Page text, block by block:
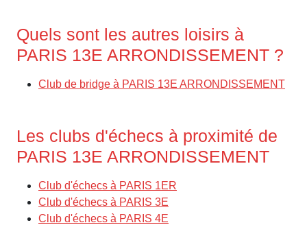
Quels sont les autres loisirs à
PARIS 13E ARRONDISSEMENT ?
Club de bridge à PARIS 13E ARRONDISSEMENT
Les clubs d'échecs à proximité de
PARIS 13E ARRONDISSEMENT
Club d'échecs à PARIS 1ER
Club d'échecs à PARIS 3E
Club d'échecs à PARIS 4E